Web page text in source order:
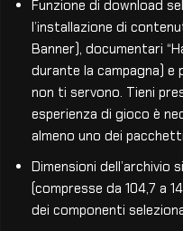
Funzione di download
l’installazione di
Banner), documentari
durante la campagna) e
non ti servono. Tieni
esperienza di gioco è
almeno uno dei
Dimensioni dell’archivio
(compresse da 104,7 a
dei componenti